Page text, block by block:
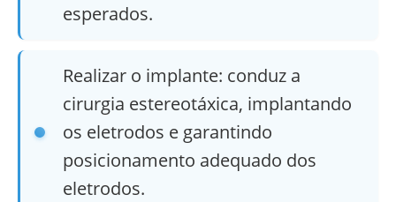
esperados.
Realizar o implante: conduz a
cirurgia estereotáxica, implantando
os eletrodos e garantindo
posicionamento adequado dos
eletrodos.